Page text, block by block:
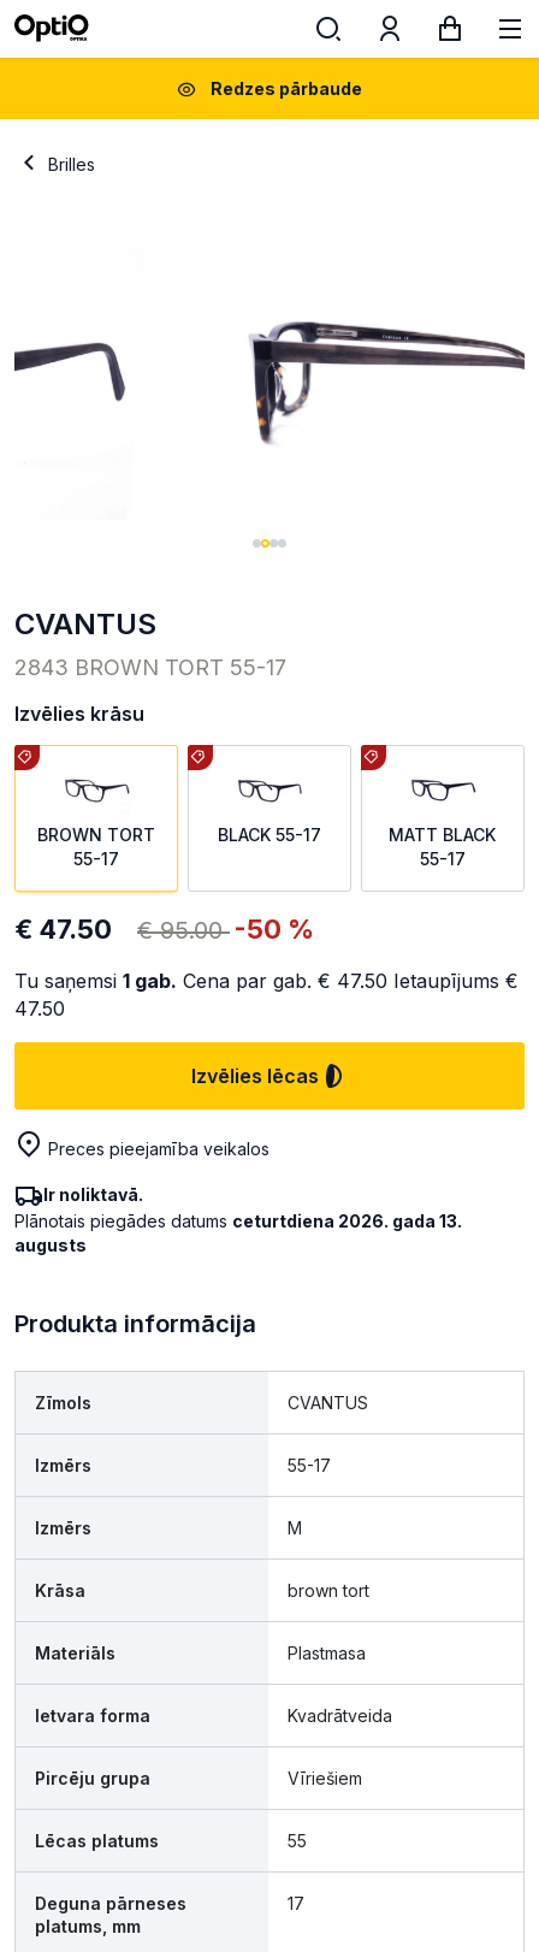
Redzes pārbaude
Brilles
CVANTUS
2843 BROWN TORT 55-17
Izvēlies krāsu
BROWN TORT
55-17
BLACK 55-17
MATT BLACK
55-17
€ 47.50 € 95.00 -50 %
Tu saņemsi 1 gab. Cena par gab. € 47.50 Ietaupījums €
47.50
Izvēlies lēcas
Preces pieejamība veikalos
Ir noliktavā.
Plānotais piegādes datums ceturtdiena 2026. gada 13.
augusts
Produkta informācija
Zīmols CVANTUS
Izmērs 55-17
Izmērs M
Krāsa brown tort
Materiāls Plastmasa
Ietvara forma Kvadrātveida
Pircēju grupa Vīriešiem
Lēcas platums 55
Deguna pārneses
platums, mm
17